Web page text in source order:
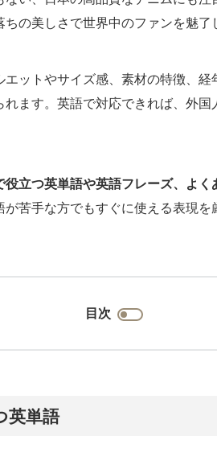
の美しさで世界中のファンを魅了
ットやサイズ感、素材の特徴、
ます。英語で対応できれば、外
立つ英単語や英語フレーズ、よ
が苦手な方でもすぐに使える表現
目次
英単語